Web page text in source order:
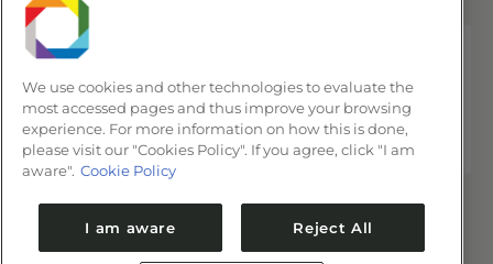
We use cookies and other technologies to evaluate the
most accessed pages and thus improve your browsing
experience. For more information on how this is done,
please visit our "Cookies Policy". If you agree, click "I am
aware". Cookie Policy
I am aware Reject All